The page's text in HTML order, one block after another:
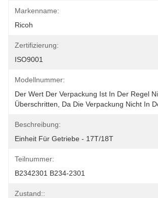
Markenname:
Ricoh
Zertifizierung:
ISO9001
Modellnummer:
Der Wert Der Verpackung Ist In Der Regel
Überschritten, Da Die Verpackung Nicht In
Beschreibung:
Einheit Für Getriebe - 17T/18T
Teilnummer:
B2342301 B234-2301
Zustand::